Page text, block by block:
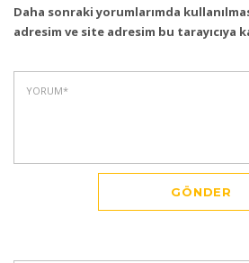
Daha sonraki yorumlarımda
adresim ve site adresim bu tarayıcıya